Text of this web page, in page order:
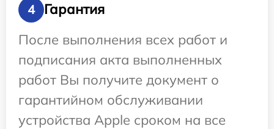
4
Гарантия
После выполнения всех работ и
подписания акта выполненных
работ Вы получите документ о
гарантийном обслуживании
устройства Apple сроком на все